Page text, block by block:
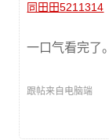
同田田5211314
一口气看完了。
跟帖来自电脑端